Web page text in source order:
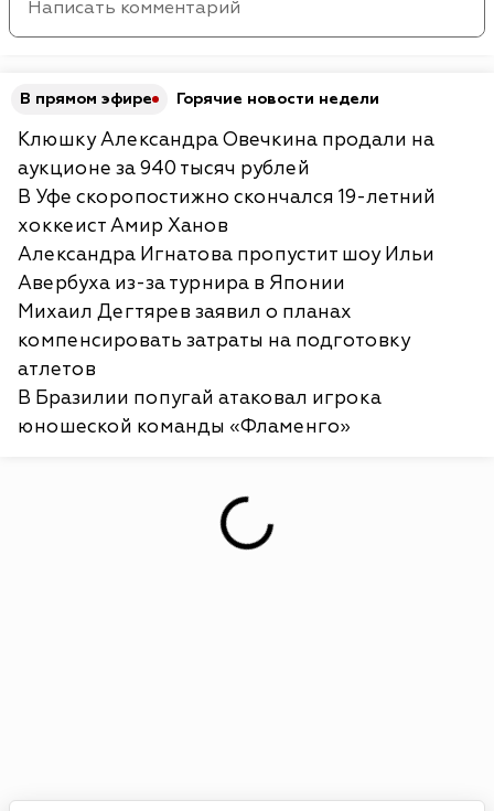
В прямом эфире Горячие новости недели
Клюшку Александра Овечкина продали на
аукционе за 940 тысяч рублей
В Уфе скоропостижно скончался 19-летний
хоккеист Амир Ханов
Александра Игнатова пропустит шоу Ильи
Авербуха из-за турнира в Японии
Михаил Дегтярев заявил о планах
компенсировать затраты на подготовку
атлетов
В Бразилии попугай атаковал игрока
юношеской команды «Фламенго»